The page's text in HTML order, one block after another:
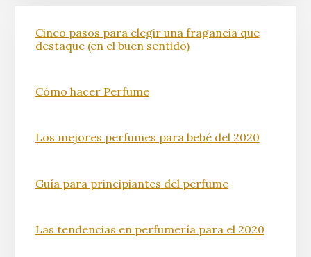
Cinco pasos para elegir una fragancia que
destaque (en el buen sentido)
Cómo hacer Perfume
Los mejores perfumes para bebé del 2020
Guía para principiantes del perfume
Las tendencias en perfumería para el 2020